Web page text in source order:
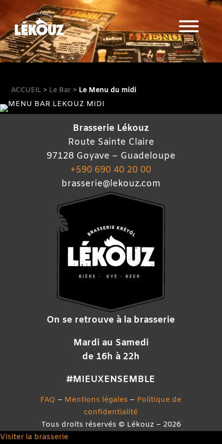
Nos Bières
Bar
Les Évènements du bar
Visite brasserie
Privatisation brasserie
Lékouz à votre évènement
ACCUEIL > Le Bar > Le Menu du midi
Brasserie Lékouz
Route Sainte Claire
97128 Goyave – Guadeloupe
+590 690 40 20 00
brasserie@lekouz.com
On se retrouve à la brasserie
Mardi au Samedi
de 16h à 22h
#MIEUXENSEMBLE
FAQ – Mentions légales – Politique de
confidentialité
Tous droits réservés © Lékouz – 2026
Visiter la brasserie